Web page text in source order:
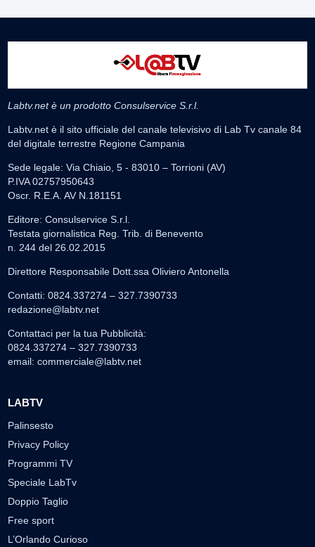
Labtv.net è un prodotto Consulservice S.r.l.
Labtv.net è il sito ufficiale del canale televisivo di Lab Tv canale 84
del digitale terrestre Regione Campania
Sede legale: Via Chiaio, 5 - 83010 – Torrioni (AV)
P.IVA 02757950643
Oscr. R.E.A. AV N.181151
Editore: Consulservice S.r.l.
Testata giornalistica Reg. Trib. di Benevento
n. 244 del 26.02.2015
Direttore Responsabile Dott.ssa Oliviero Antonella
Contatti: 0824.337274 – 327.7390733
redazione@labtv.net
Contattaci per la tua Pubblicità:
0824.337274 – 327.7390733
email: commerciale@labtv.net
LABTV
Palinsesto
Privacy Policy
Programmi TV
Speciale LabTv
Doppio Taglio
Free sport
L’Orlando Curioso